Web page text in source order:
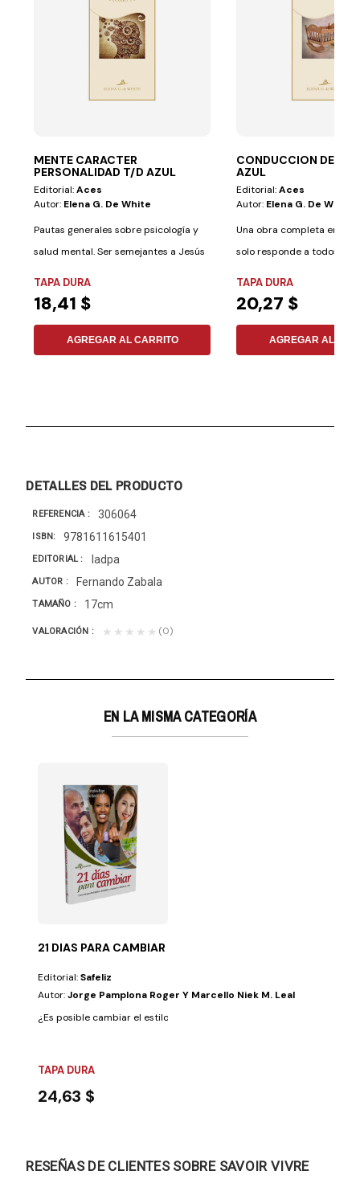
MENTE CARACTER
PERSONALIDAD T/D AZUL
Editorial:Aces
Autor: Elena G. De White
Pautas generales sobre psicología y
salud mental. Ser semejantes a Jesús
TAPA DURA
18,41 $
AGREGAR AL CARRITO
CONDUCCION DEL
AZUL
Editorial:Aces
Autor: Elena G. De White
Una obra completa en su
solo responde a todos los
TAPA DURA
20,27 $
AGREGAR AL
DETALLES DEL PRODUCTO
REFERENCIA 306064
ISBN 9781611615401
EDITORIAL Iadpa
AUTOR Fernando Zabala
TAMAÑO 17cm
VALORACIÓN ★★★★★ (0)
EN LA MISMA CATEGORÍA
21 DIAS PARA CAMBIAR
Editorial:Safeliz
Autor:Jorge Pamplona Roger Y Marcello Niek M. Leal
¿Es posible cambiar el estilo de vida?Probablemente muchos se
TAPA DURA
24,63 $
RESEÑAS DE CLIENTES SOBRE SAVOIR VIVRE